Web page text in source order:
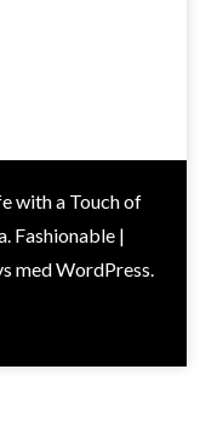
with a Touch of
Fashionable |
medWordPress.